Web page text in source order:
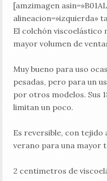
[amzimagen
alineacion=»izquierda»
El colchón viscoelástico
mayor volumen de
Muy bueno para uso
pesadas, pero para un
por otros modelos. Sus
limitan un poco.
Es reversible, con tejido
verano para una mayor
2 centimetros de